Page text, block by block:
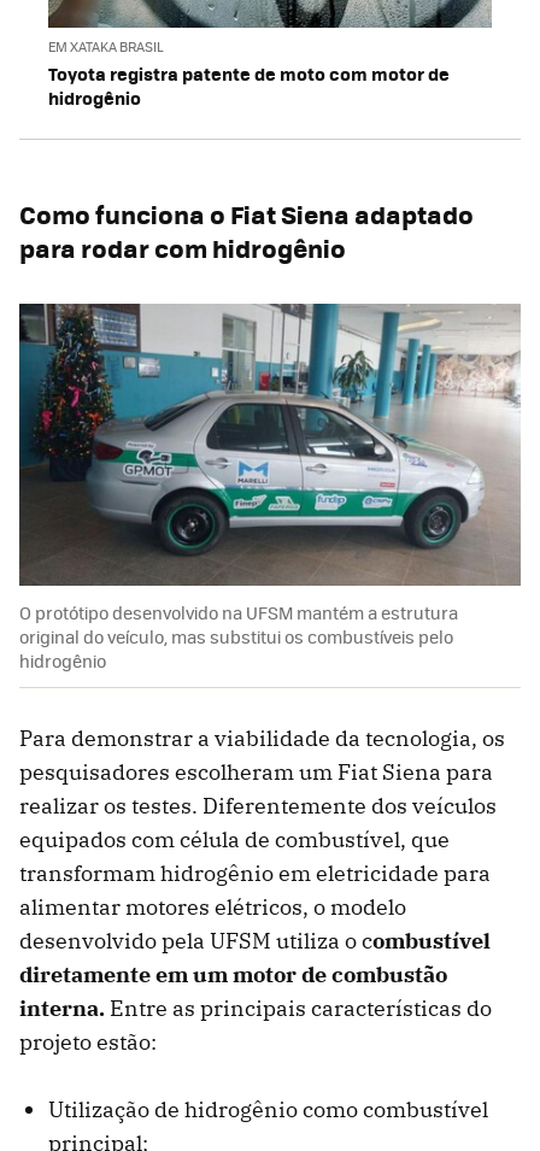
EM XATAKA BRASIL
Toyota registra patente de moto com motor de
hidrogênio
Como funciona o Fiat Siena adaptado
para rodar com hidrogênio
O protótipo desenvolvido na UFSM mantém a estrutura
original do veículo, mas substitui os combustíveis pelo
hidrogênio
Para demonstrar a viabilidade da tecnologia, os
pesquisadores escolheram um Fiat Siena para
realizar os testes. Diferentemente dos veículos
equipados com célula de combustível, que
transformam hidrogênio em eletricidade para
alimentar motores elétricos, o modelo
desenvolvido pela UFSM utiliza o combustível
diretamente em um motor de combustão
interna. Entre as principais características do
projeto estão:
Utilização de hidrogênio como combustível
principal;